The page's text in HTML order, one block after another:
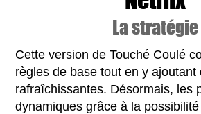
La stratégie
Cette version de Touché Coulé
règles de base tout en y ajoutant
rafraîchissantes. Désormais, les
dynamiques grâce à la